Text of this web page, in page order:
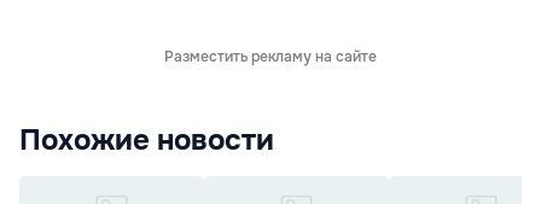
Разместить рекламу на сайте
Похожие новости